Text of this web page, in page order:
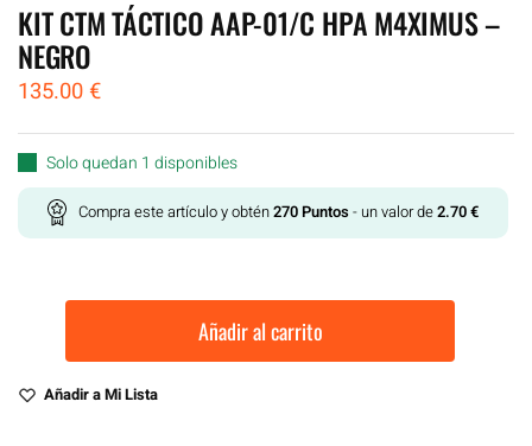
KIT CTM TÁCTICO AAP-01/C HPA M4XIMUS –
NEGRO
135.00€
Solo quedan 1 disponibles
Compra este artículo y obtén270Puntos - un valor de2.70€
Añadir al carrito
Añadir a Mi Lista